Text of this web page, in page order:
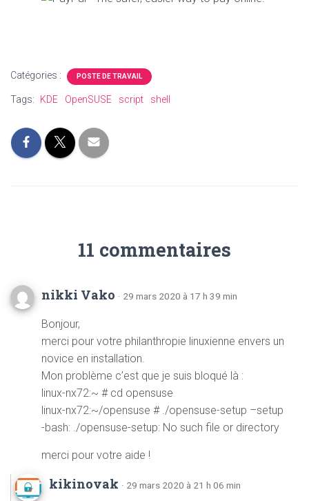
Catégories : POSTE DE TRAVAIL
Tags: KDE OpenSUSE script shell
11 commentaires
nikki Vako · 29 mars 2020 à 17 h 39 min
Bonjour,
merci pour votre philanthropie linuxienne envers un
novice en installation.
Mon problème c’est que je suis bloqué là :
linux-nx72:~ # cd opensuse
linux-nx72:~/opensuse # ./opensuse-setup –setup
-bash: ./opensuse-setup: No such file or directory
merci pour votre aide !
kikinovak · 29 mars 2020 à 21 h 06 min